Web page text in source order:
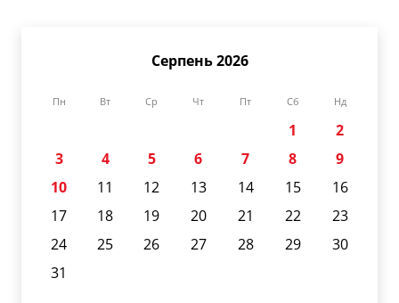
Серпень 2026
Пн Вт Ср Чт Пт Сб Нд
1
2
3
4 5 6 7 8
9
10
11 12 13 14 15
16
17
18 19 20 21 22
23
24
25 26 27 28 29
30
31